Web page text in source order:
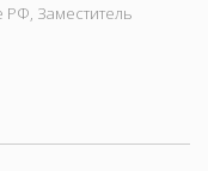
РФ, Заместитель